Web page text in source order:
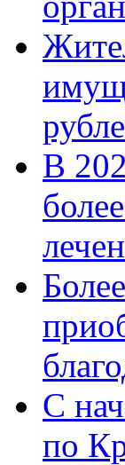
В
С
по